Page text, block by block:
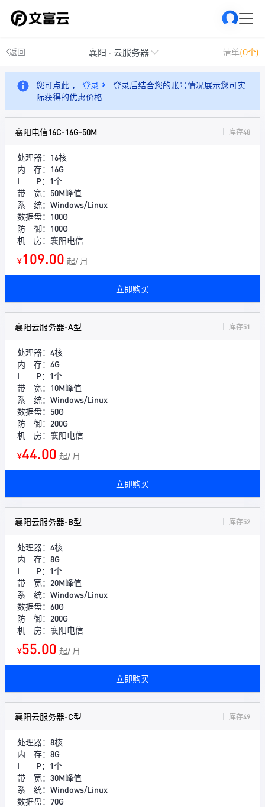
返回 襄阳 · 云服务器 清单(0个)
您可点此 ， 登录
登录后结合您的账号情况展示您可实
际获得的优惠价格
襄阳电信16C-16G-50M 库存48
处理器：16核
内 存：16G
I P：1个
带 宽：50M峰值
系 统：Windows/Linux
数据盘：100G
防 御：100G
机 房：襄阳电信
¥109.00 起/ 月
立即购买
襄阳云服务器-A型 库存51
处理器：4核
内 存：4G
I P：1个
带 宽：10M峰值
系 统：Windows/Linux
数据盘：50G
防 御：200G
机 房：襄阳电信
¥44.00 起/ 月
立即购买
襄阳云服务器-B型 库存52
处理器：4核
内 存：8G
I P：1个
带 宽：20M峰值
系 统：Windows/Linux
数据盘：60G
防 御：200G
机 房：襄阳电信
¥55.00 起/ 月
立即购买
襄阳云服务器-C型 库存49
处理器：8核
内 存：8G
I P：1个
带 宽：30M峰值
系 统：Windows/Linux
数据盘：70G